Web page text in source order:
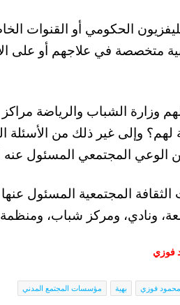
الحكومي أو القنوات
متخصصة في علاجهم أو على
الشباب والرياضة مراكز
لهم؟ وإلى غير ذلك من الأسئلة
الوعي المجتمعي المسئول
الثقافة المجتمعية المسئول
ونادي، ومركز شباب، ومنظمة
فوزي
محمود فوزي بهية مؤسسات المجتمع المدني